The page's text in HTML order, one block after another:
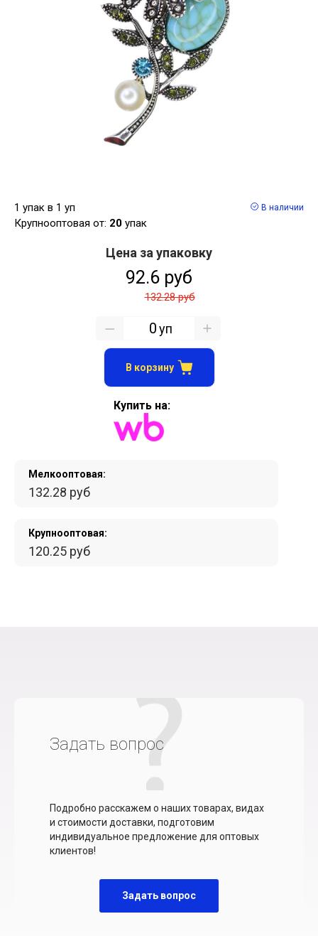
1 упак в 1 уп
Крупнооптовая от: 20 упак
В наличии
Мелкооптовая:
132.28 руб
Крупнооптовая:
120.25 руб
Цена за упаковку
92.6 руб
132.28 руб
уп
В корзину
Купить на:
Задать вопрос
Подробно расскажем о наших товарах, видах
и стоимости доставки, подготовим
индивидуальное предложение для оптовых
клиентов!
Задать вопрос